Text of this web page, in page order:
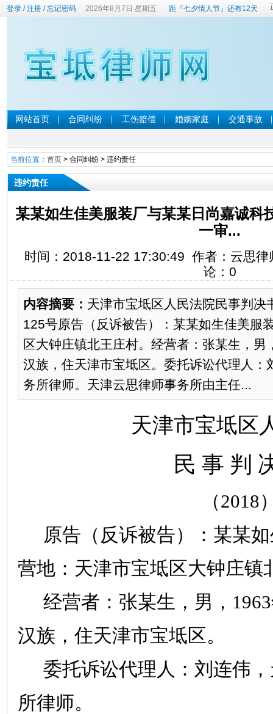
登录/注册/忘记密码 2026年8月7日 星期五 距『七夕情人节』还有12天
网站首页 合同纠纷 工伤赔偿 婚姻家庭 交通事故
当前位置： 首页> 合同纠纷> 违约责任
违约责任
某某如生佳美服装厂与某某日尚嘉诚科
一审...
时间：2018-11-22 17:30:49 作者：云思
论： 0
内容摘要： 天津市宝坻区人民法院民事判决
125号原告（反诉被告）：某某如生佳美服
区大钟庄镇北王庄村。经营者：张某生，
汉族，住天津市宝坻区。委托诉讼代理人：
务所律师。天津云思律师事务所由主任...
天津市宝坻区
民 事 判
（2018
原告（反诉被告）：某某
营地：天津市宝坻区大钟庄镇
经营者：张某生，男， 1963
汉族，住天津市宝坻区。
委托诉讼代理人：刘连伟
所律师。